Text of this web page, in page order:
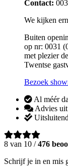
Contact:
We kijken
Buiten
op nr: 0031
met plezier
Twentse
Bezoek
Al méér
Advies
8 van 10 /476
Schrijf je in en mis